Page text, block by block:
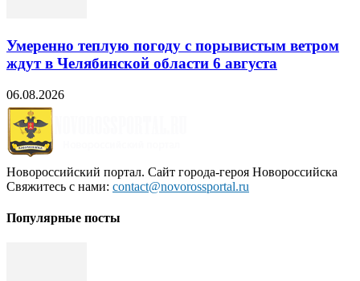
Умеренно теплую погоду с порывистым ветром
ждут в Челябинской области 6 августа
06.08.2026
Новороссийский портал. Сайт города-героя Новороссийска
Свяжитесь с нами: contact@novorossportal.ru
Популярные посты